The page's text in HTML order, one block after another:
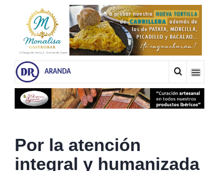
ARANDA
Por la atención
integral y humanizada